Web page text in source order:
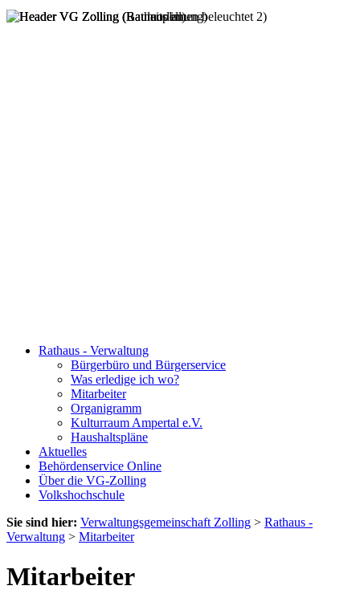
Rathaus - Verwaltung
Bürgerbüro und Bürgerservice
Was erledige ich wo?
Mitarbeiter
Organigramm
Kulturraum Ampertal e.V.
Haushaltspläne
Aktuelles
Behördenservice Online
Über die VG-Zolling
Volkshochschule
Sie sind hier: Verwaltungsgemeinschaft Zolling > Rathaus -
Verwaltung > Mitarbeiter
Mitarbeiter